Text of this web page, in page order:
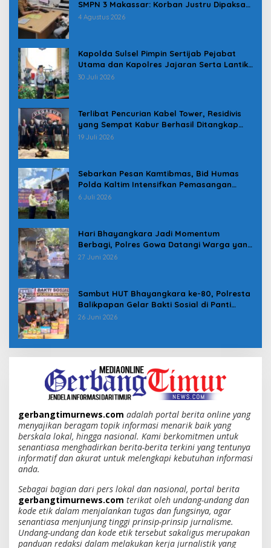
SMPN 3 Makassar: Korban Justru Dipaksa
Pindah
4 Agustus 2026
Kapolda Sulsel Pimpin Sertijab Pejabat
Utama dan Kapolres Jajaran Serta Lantik
Karolog dan Kapolresta Gowa
30 Juli 2026
Terlibat Pencurian Kabel Tower, Residivis
yang Sempat Kabur Berhasil Ditangkap
Tim Gabungan di Jeneponto
19 Juli 2026
Sebarkan Pesan Kamtibmas, Bid Humas
Polda Kaltim Intensifkan Pemasangan
Spanduk serta Pembagian Stiker
6 Juli 2026
Hari Bhayangkara Jadi Momentum
Berbagi, Polres Gowa Datangi Warga yang
Membutuhkan
27 Juni 2026
Sambut HUT Bhayangkara ke-80, Polresta
Balikpapan Gelar Bakti Sosial di Panti
Asuhan Jabal Rahmah
26 Juni 2026
gerbangtimurnews.com adalah portal berita online yang
menyajikan beragam topik informasi menarik baik yang
berskala lokal, hingga nasional. Kami berkomitmen untuk
senantiasa menghadirkan berita-berita terkini yang tentunya
informatif dan akurat untuk melengkapi kebutuhan informasi
anda.
Sebagai bagian dari pers lokal dan nasional, portal berita
gerbangtimurnews.com terikat oleh undang-undang dan
kode etik dalam menjalankan tugas dan fungsinya, agar
senantiasa menjunjung tinggi prinsip-prinsip jurnalisme.
Undang-undang dan kode etik tersebut sakaligus merupakan
panduan redaksi dalam melakukan kerja jurnalistik yang